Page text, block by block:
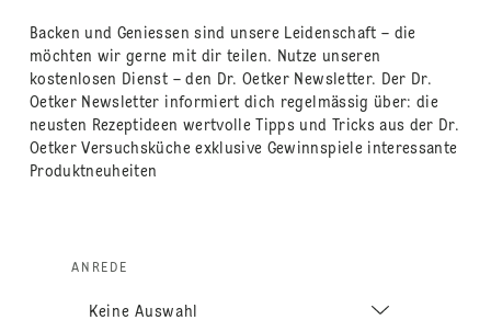
Backen und Geniessen sind unsere Leidenschaft – die
möchten wir gerne mit dir teilen. Nutze unseren
kostenlosen Dienst – den Dr. Oetker Newsletter. Der Dr.
Oetker Newsletter informiert dich regelmässig über: die
neusten Rezeptideen wertvolle Tipps und Tricks aus der Dr.
Oetker Versuchsküche exklusive Gewinnspiele interessante
Produktneuheiten
ANREDE